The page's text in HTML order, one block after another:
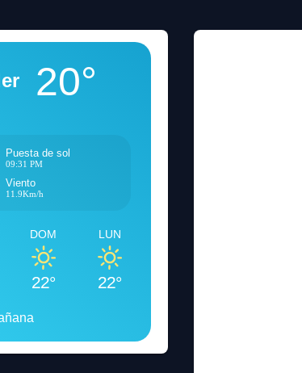
20°
Puesta de sol
09:31 PM
Viento
11.9Km/h
DOM
22°
LUN
22°